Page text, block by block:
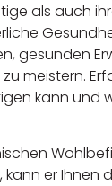
als auch
gesunden
meistern.
kann und
er Ihnen